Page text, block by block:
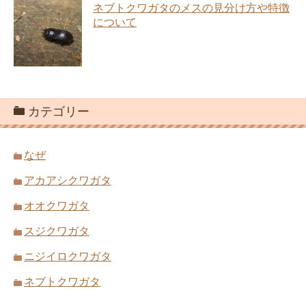
ネブトクワガタのメスの見分け方や特徴
について
カテゴリー
なぜ
アカアシクワガタ
オオクワガタ
スジクワガタ
ニジイロクワガタ
ネブトクワガタ